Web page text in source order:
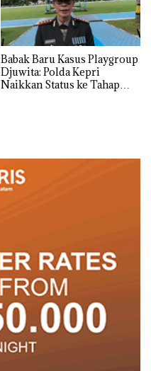
Babak Baru Kasus Playgroup
Djuwita: Polda Kepri
Naikkan Status ke Tahap